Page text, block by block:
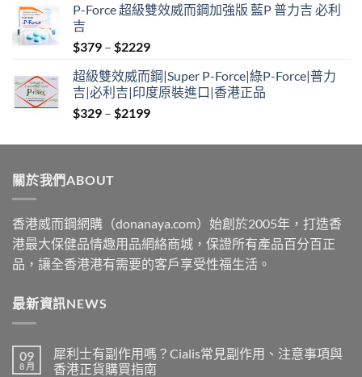
P-Force 超級雙效威而鋼加強版 藍P 普力吉 必利
吉
$379 – $2229Price
$379
through
$2229
超級雙效威而鋼|Super P-Force|綠P-Force|普力
吉|必利吉|印度原裝進口|香港正品
$329 – $2199Price
$329
關於我們ABOUT
香港威而鋼網購（donanaya.com）始創於2005年，打造香
港最大保健品情趣用品網絡商城，保證所有產品百分百正
品，讓全香港港有需要的客戶享受性福生活。
最新資訊NEWS
09
8 月
犀利士有副作用嗎？Cialis常見副作用、注意事項與
香港正貨購買指南